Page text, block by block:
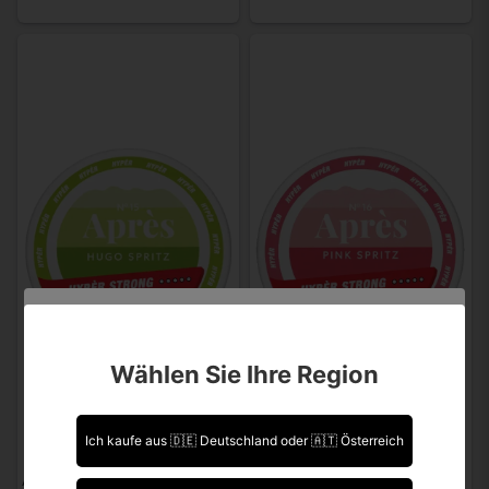
APRES APRES
Sind Sie über 18 Jahre alt?
Leider können Sie Ihre Daten nicht selbst ändern.
Ich bin über 18 Jahre alt.
Wählen Sie Ihre Region
Ich kaufe aus 🇩🇪 Deutschland oder 🇦🇹 Österreich